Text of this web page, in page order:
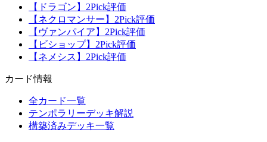
【ドラゴン】2Pick評価
【ネクロマンサー】2Pick評価
【ヴァンパイア】2Pick評価
【ビショップ】2Pick評価
【ネメシス】2Pick評価
カード情報
全カード一覧
テンポラリーデッキ解説
構築済みデッキ一覧